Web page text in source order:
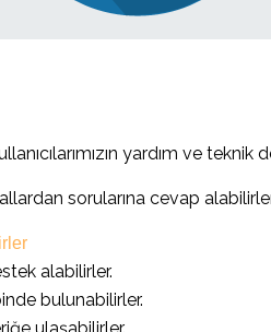
yardım ve
sorularına cevap
alabilirler.
bulunabilirler.